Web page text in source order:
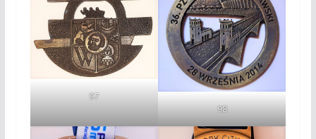
97
98